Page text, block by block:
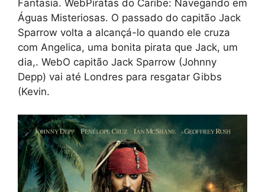
Fantasia. WebPiratas do Caribe: Navegando em
Águas Misteriosas. O passado do capitão Jack
Sparrow volta a alcançá-lo quando ele cruza
com Angelica, uma bonita pirata que Jack, um
dia,. WebO capitão Jack Sparrow (Johnny
Depp) vai até Londres para resgatar Gibbs
(Kevin.